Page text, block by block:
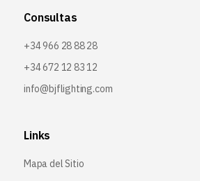
Consultas
+34 966 28 88 28
+34 672 12 83 12
info@bjflighting.com
Links
Mapa del Sitio